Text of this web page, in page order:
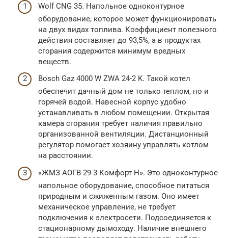
Wolf CNG 35. Напольное одноконтурное
оборудование, которое может функционировать
на двух видах топлива. Коэффициент полезного
действия составляет до 93,5%, а в продуктах
сгорания содержится минимум вредных
веществ.
Bosch Gaz 4000 W ZWA 24-2 K. Такой котел
обеспечит дачный дом не только теплом, но и
горячей водой. Навесной корпус удобно
устанавливать в любом помещении. Открытая
камера сгорания требует наличия правильно
организованной вентиляции. Дистанционный
регулятор помогает хозяину управлять котлом
на расстоянии.
«ЖМЗ АОГВ-29-3 Комфорт Н». Это одноконтурное
напольное оборудование, способное питаться
природным и сжиженным газом. Оно имеет
механическое управление, не требует
подключения к электросети. Подсоединяется к
стационарному дымоходу. Наличие внешнего